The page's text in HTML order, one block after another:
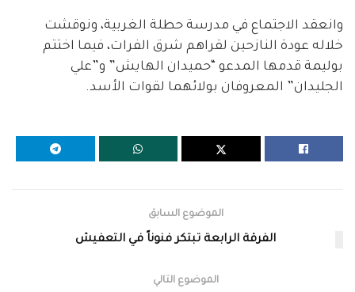
وانعقد الاجتماع في مدرسة حطلة الغربية، ونوقشت
خلاله عودة النازحين لقراهم شرق الفرات، فيما اختتم
بوليمة قدمها المدعو “حميدان الهايش” و”علي
الجليدان” المعروفان بولائهما لقوات الأسد.
الموضوع السابق
الفرقة الرابعة تبتكر فنوناً في التعفيش
الموضوع التالي